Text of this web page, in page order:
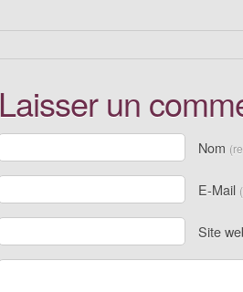
Laisser un
Nom
E-Mail
Site